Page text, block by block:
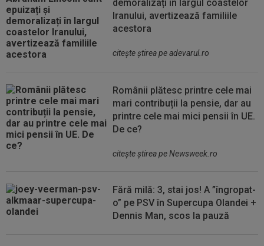
demoralizați în largul coastelor
Iranului, avertizează familiile
acestora
citeşte ştirea pe adevarul.ro
Românii plătesc printre cele mai
mari contribuții la pensie, dar au
printre cele mai mici pensii în UE.
De ce?
citeşte ştirea pe Newsweek.ro
Fără milă: 3, stai jos! A ”îngropat-
o” pe PSV în Supercupa Olandei +
Dennis Man, scos la pauză